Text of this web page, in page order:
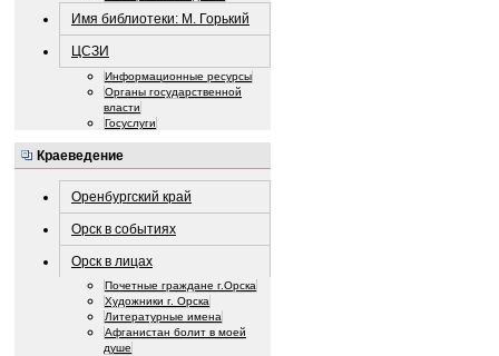
Имя библиотеки: М. Горький
ЦСЗИ
Информационные ресурсы
Органы государственной
власти
Госуслуги
Краеведение
Оренбургский край
Орск в событиях
Орск в лицах
Почетные граждане г.Орска
Художники г. Орска
Литературные имена
Афганистан болит в моей
душе